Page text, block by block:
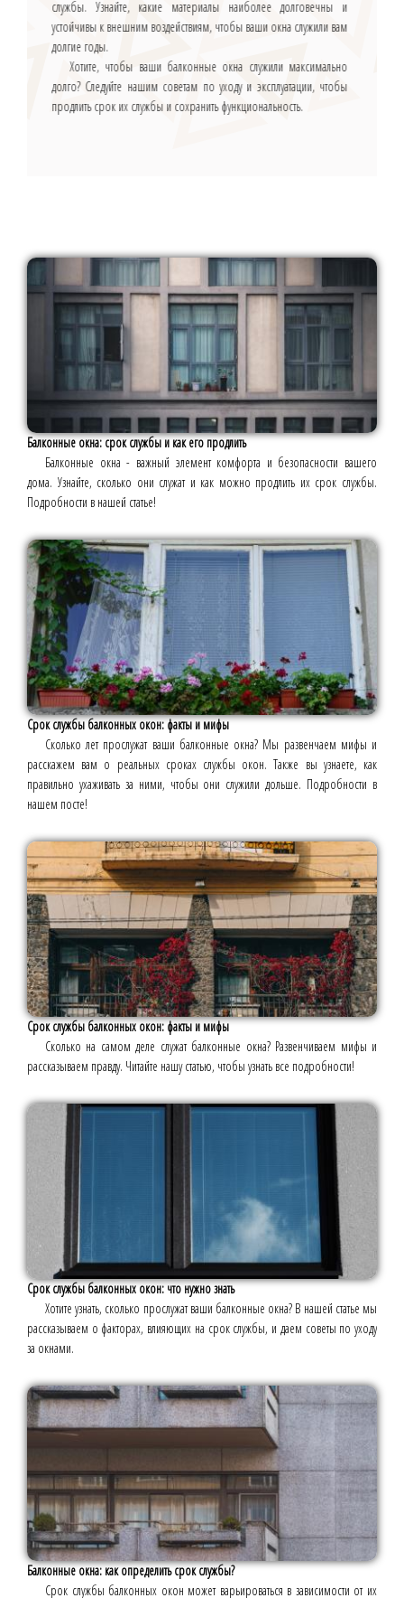
службы. Узнайте, какие материалы наиболее долговечны и
устойчивы к внешним воздействиям, чтобы ваши окна служили вам
долгие годы.
Хотите, чтобы ваши балконные окна служили максимально
долго? Следуйте нашим советам по уходу и эксплуатации, чтобы
продлить срок их службы и сохранить функциональность.
Балконные окна: срок службы и как его продлить
Балконные окна - важный элемент комфорта и безопасности вашего
дома. Узнайте, сколько они служат и как можно продлить их срок службы.
Подробности в нашей статье!
Срок службы балконных окон: факты и мифы
Сколько лет прослужат ваши балконные окна? Мы развенчаем мифы и
расскажем вам о реальных сроках службы окон. Также вы узнаете, как
правильно ухаживать за ними, чтобы они служили дольше. Подробности в
нашем посте!
Срок службы балконных окон: факты и мифы
Сколько на самом деле служат балконные окна? Развенчиваем мифы и
рассказываем правду. Читайте нашу статью, чтобы узнать все подробности!
Срок службы балконных окон: что нужно знать
Хотите узнать, сколько прослужат ваши балконные окна? В нашей статье мы
рассказываем о факторах, влияющих на срок службы, и даем советы по уходу
за окнами.
Балконные окна: как определить срок службы?
Срок службы балконных окон может варьироваться в зависимости от их